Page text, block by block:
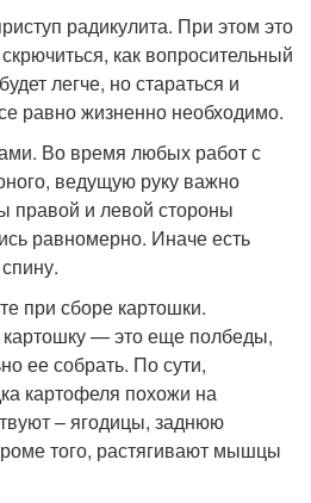
радикулита. При этом это
как вопросительный
легче, но стараться и
равно жизненно необходимо.
Во время любых работ с
ведущую руку важно
и левой стороны
равномерно. Иначе есть
при сборе картошки.
— это еще полбеды,
ее собрать. По сути,
картофеля похожи на
– ягодицы, заднюю
того, растягивают мышцы